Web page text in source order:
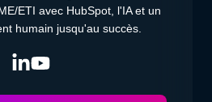
ETI avec HubSpot, l'IA et un
humain jusqu'au succès.